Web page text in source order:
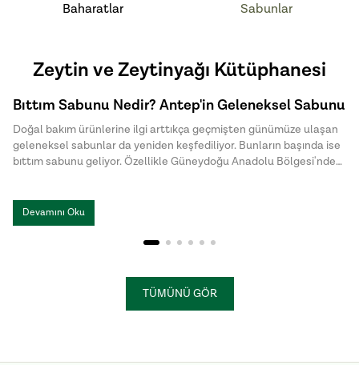
Baharatlar Sabunlar
Zeytin ve Zeytinyağı Kütüphanesi
Bıttım Sabunu Nedir? Antep'in Geleneksel Sabunu
Doğal bakım ürünlerine ilgi arttıkça geçmişten günümüze ulaşan
geleneksel sabunlar da yeniden keşfediliyor. Bunların başında ise
bıttım sabunu geliyor. Özellikle Güneydoğu Anadolu Bölgesi'nde
Antep sabunu olarak da bilinen bıttım sabunu, kimyasal
katkılardan uzak , hem cilt hem de saç bakımında tercih edilen
geleneksel sabunlar arasında yer alıyor.
Devamını Oku
TÜMÜNÜ GÖR